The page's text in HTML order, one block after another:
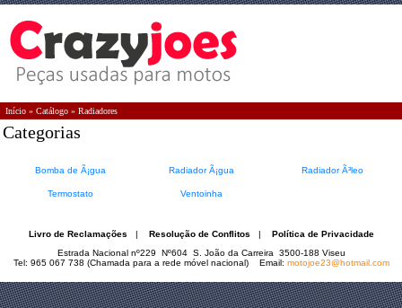
Início » Catálogo » Radiadores
Categorias
Bomba de Ã¡gua Radiador Ã¡gua Radiador Ã³leo
Termostato Ventoinha
Livro de Reclamações | Resolução de Conflitos | Política de Privacidade
Estrada Nacional nº229 Nº604 S. João da Carreira 3500-188 Viseu
Tel: 965 067 738 (Chamada para a rede móvel nacional) Email: motojoe23@hotmail.com